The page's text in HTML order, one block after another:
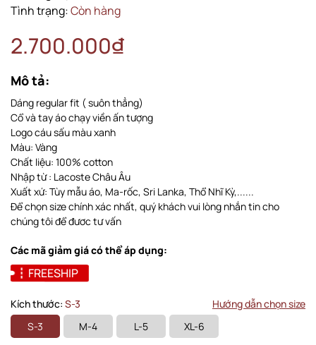
Tình trạng:Còn hàng
2.700.000₫
Mô tả:
Dáng regular fit ( suôn thẳng)
Cổ và tay áo chạy viền ấn tượng
Logo cáu sấu màu xanh
Màu: Vàng
Chất liệu: 100% cotton
Nhập từ : Lacoste Châu Âu
Xuất xứ: Tùy mẫu áo, Ma-rốc, Sri Lanka, Thổ Nhĩ Kỳ,......
Để chọn size chính xác nhất, quý khách vui lòng nhắn tin cho
chúng tôi để đươc tư vấn
Các mã giảm giá có thể áp dụng:
FREESHIP
Kích thước: S-3
Hướng dẫn chọn size
S-3
M-4 L-5
XL-6